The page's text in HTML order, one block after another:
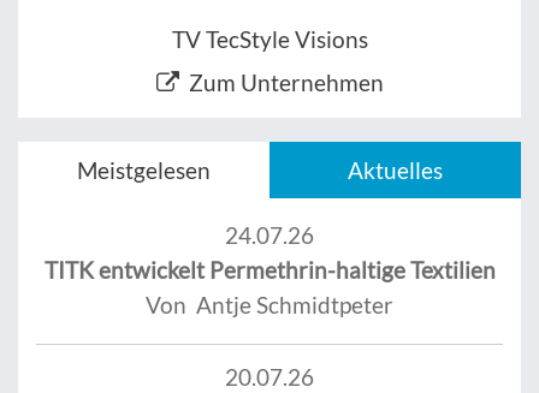
TV TecStyle Visions
Zum Unternehmen
Meistgelesen Aktuelles
24.07.26
TITK entwickelt Permethrin-haltige Textilien
Von Antje Schmidtpeter
20.07.26